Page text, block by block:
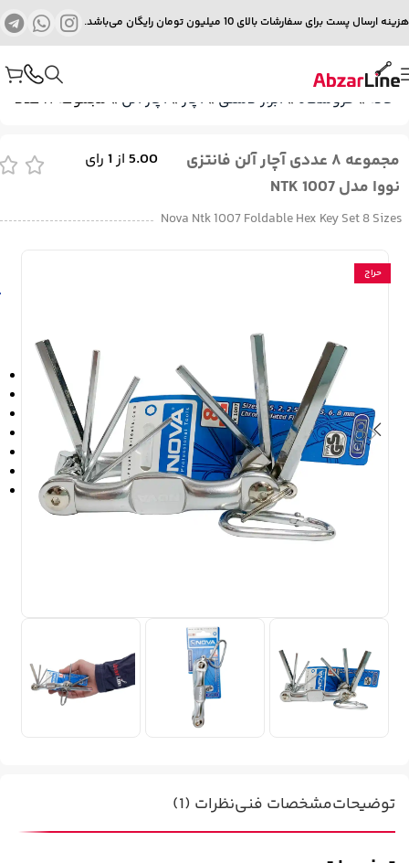
هزینه ارسال پست برای سفارشات بالای 10 میلیون تومان رایگان می‌باشد.
خانه » فروشگاه » ابزار دستی » آچار» آچار آلن » مجموعه ۸ عددی آچار آلن فانتزی نووا مدل NTK 1007
مجموعه ۸ عددی آچار آلن فانتزی
نووا مدل NTK 1007
5.00 از1 رای
Nova Ntk 1007 Foldable Hex Key Set 8 Sizes
حراج
توضیحاتمشخصات فنینظرات (1)